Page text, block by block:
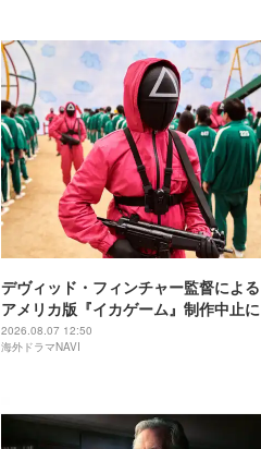
デヴィッド・フィンチャー監督による
アメリカ版『イカゲーム』制作中止に
2026.08.07 12:50
海外ドラマNAVI